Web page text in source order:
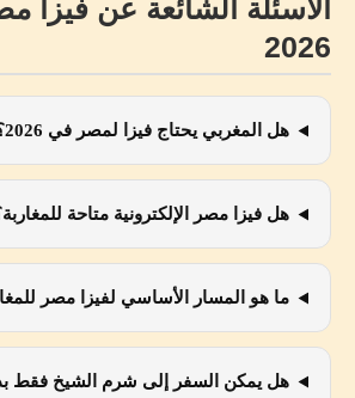
الأسئلة الشائعة عن فيزا
2026
هل المغربي يحتاج فيزا لمصر في 2026؟
هل فيزا مصر الإلكترونية متاحة
ما هو المسار الأساسي لفيزا مصر
هل يمكن السفر إلى شرم الشيخ فقط